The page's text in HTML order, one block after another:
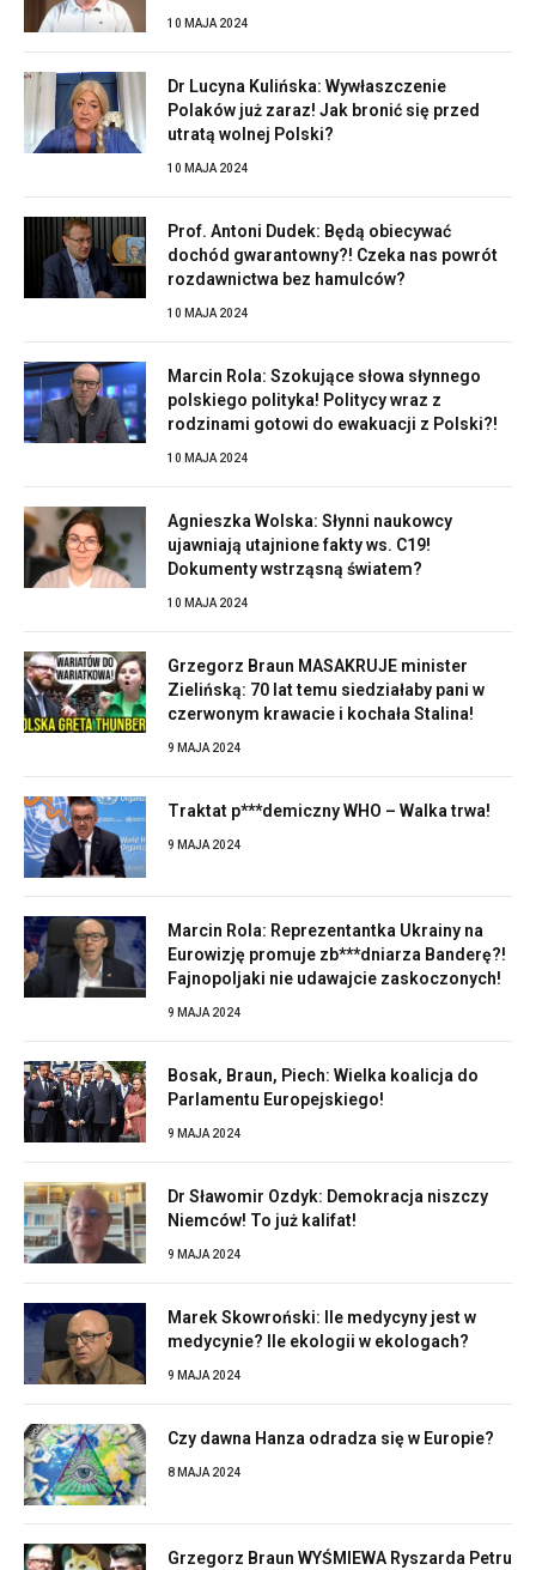
10 MAJA 2024
Dr Lucyna Kulińska: Wywłaszczenie
Polaków już zaraz! Jak bronić się przed
utratą wolnej Polski?
10 MAJA 2024
Prof. Antoni Dudek: Będą obiecywać
dochód gwarantowny?! Czeka nas powrót
rozdawnictwa bez hamulców?
10 MAJA 2024
Marcin Rola: Szokujące słowa słynnego
polskiego polityka! Politycy wraz z
rodzinami gotowi do ewakuacji z Polski?!
10 MAJA 2024
Agnieszka Wolska: Słynni naukowcy
ujawniają utajnione fakty ws. C19!
Dokumenty wstrząsną światem?
10 MAJA 2024
Grzegorz Braun MASAKRUJE minister
Zielińską: 70 lat temu siedziałaby pani w
czerwonym krawacie i kochała Stalina!
9 MAJA 2024
Traktat p***demiczny WHO – Walka trwa!
9 MAJA 2024
Marcin Rola: Reprezentantka Ukrainy na
Eurowizję promuje zb***dniarza Banderę?!
Fajnopoljaki nie udawajcie zaskoczonych!
9 MAJA 2024
Bosak, Braun, Piech: Wielka koalicja do
Parlamentu Europejskiego!
9 MAJA 2024
Dr Sławomir Ozdyk: Demokracja niszczy
Niemców! To już kalifat!
9 MAJA 2024
Marek Skowroński: Ile medycyny jest w
medycynie? Ile ekologii w ekologach?
9 MAJA 2024
Czy dawna Hanza odradza się w Europie?
8 MAJA 2024
Grzegorz Braun WYŚMIEWA Ryszarda Petru